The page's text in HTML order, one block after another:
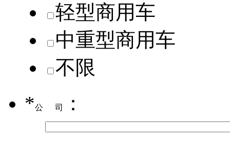
轻型商用车
中重型商用车
不限
*公司 ：